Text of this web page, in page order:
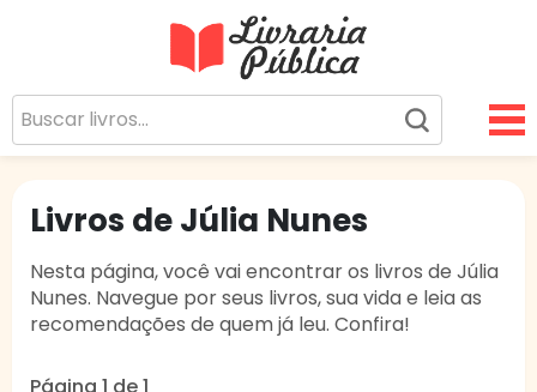
Sua Biblioteca Virtual Gratuita
Livros de Júlia Nunes
Nesta página, você vai encontrar os livros de Júlia
Nunes. Navegue por seus livros, sua vida e leia as
recomendações de quem já leu. Confira!